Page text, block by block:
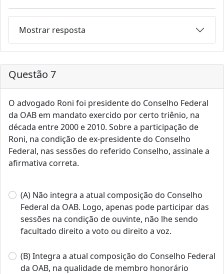
Mostrar resposta
Questão 7
O advogado Roni foi presidente do Conselho Federal
da OAB em mandato exercido por certo triênio, na
década entre 2000 e 2010. Sobre a participação de
Roni, na condição de ex-presidente do Conselho
Federal, nas sessões do referido Conselho, assinale a
afirmativa correta.
(A) Não integra a atual composição do Conselho
Federal da OAB. Logo, apenas pode participar das
sessões na condição de ouvinte, não lhe sendo
facultado direito a voto ou direito a voz.
(B) Integra a atual composição do Conselho Federal
da OAB, na qualidade de membro honorário